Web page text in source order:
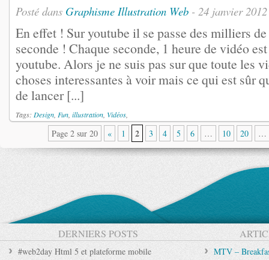
Posté dans Graphisme Illustration Web - 24 janvier 2012
En effet ! Sur youtube il se passe des milliers
seconde ! Chaque seconde, 1 heure de vidéo
youtube. Alors je ne suis pas sur que toute les
choses interessantes à voir mais ce qui est sûr
de lancer [...]
Tags: Design Fun illustration Vidéos
Page 2 sur 20 « 1 2 3 4 5 6 … 10 20 …
DERNIERS POSTS
#web2day Html 5 et plateforme mobile
MTV –